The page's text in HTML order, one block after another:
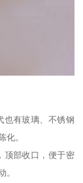
也有玻璃、不锈钢
化。
顶部收口，便于密
。